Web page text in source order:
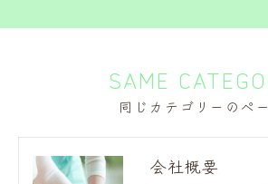
同じカテゴリーのペ
SAME
会社概要